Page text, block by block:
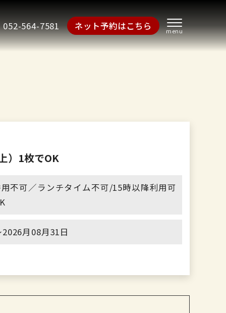
052-564-7581 ネット予約はこちら
）1枚でOK
不可／ランチタイム不可/15時以降利用可
月08月31日